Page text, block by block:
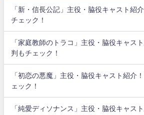
「新・信長公記」主役・脇役キャスト紹
チェック！
「家庭教師のトラコ」主役・脇役キャス
判もチェック！
「初恋の悪魔」主役・脇役キャスト紹介
ェック！
「純愛ディソナンス」主役・脇役キャス